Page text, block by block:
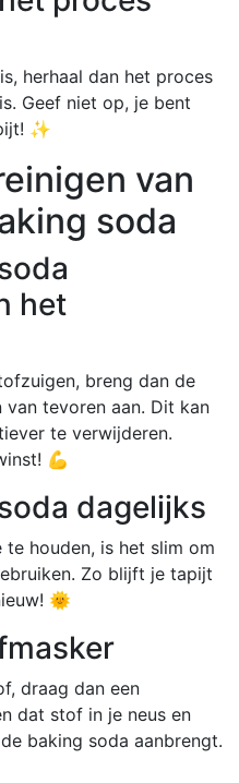
herhaal dan het proces
Geef niet op, je bent
✨
van
soda
het
breng dan de
van tevoren aan. Dit kan
te verwijderen.
💪
dagelijks
houden, is het slim om
Zo blijft je tapijt
🌞
draag dan een
dat stof in je neus en
baking soda aanbrengt.